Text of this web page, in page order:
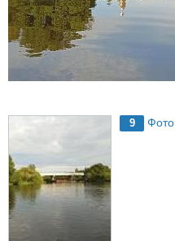
9 Фото